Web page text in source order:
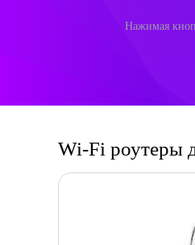
Нажимая
Wi-Fi роутеры